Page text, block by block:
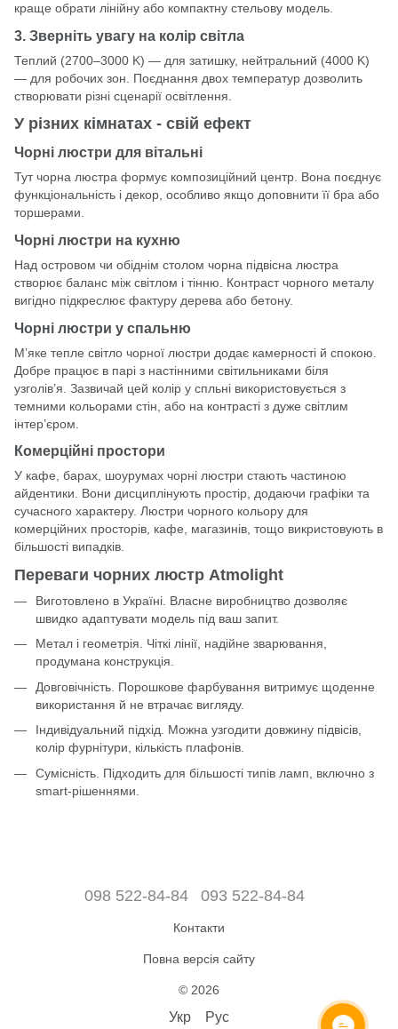
краще обрати лінійну або компактну стельову модель.
3. Зверніть увагу на колір світла
Теплий (2700–3000 K) — для затишку, нейтральний (4000 K)
— для робочих зон. Поєднання двох температур дозволить
створювати різні сценарії освітлення.
У різних кімнатах - свій ефект
Чорні люстри для вітальні
Тут чорна люстра формує композиційний центр. Вона поєднує
функціональність і декор, особливо якщо доповнити її бра або
торшерами.
Чорні люстри на кухню
Над островом чи обіднім столом чорна підвісна люстра
створює баланс між світлом і тінню. Контраст чорного металу
вигідно підкреслює фактуру дерева або бетону.
Чорні люстри у спальню
М’яке тепле світло чорної люстри додає камерності й спокою.
Добре працює в парі з настінними світильниками біля
узголів’я. Зазвичай цей колір у спльні використовується з
темними кольорами стін, або на контрасті з дуже світлим
інтер’єром.
Комерційні простори
У кафе, барах, шоурумах чорні люстри стають частиною
айдентики. Вони дисциплінують простір, додаючи графіки та
сучасного характеру. Люстри чорного кольору для
комерційних просторів, кафе, магазинів, тощо викристовують в
більшості випадків.
Переваги чорних люстр Atmolight
Виготовлено в Україні. Власне виробництво дозволяє
швидко адаптувати модель під ваш запит.
Метал і геометрія. Чіткі лінії, надійне зварювання,
продумана конструкція.
Довговічність. Порошкове фарбування витримує щоденне
використання й не втрачає вигляду.
Індивідуальний підхід. Можна узгодити довжину підвісів,
колір фурнітури, кількість плафонів.
Сумісність. Підходить для більшості типів ламп, включно з
smart-рішеннями.
098 522-84-84 093 522-84-84
Контакти
Повна версія сайту
© 2026
Укр Рус